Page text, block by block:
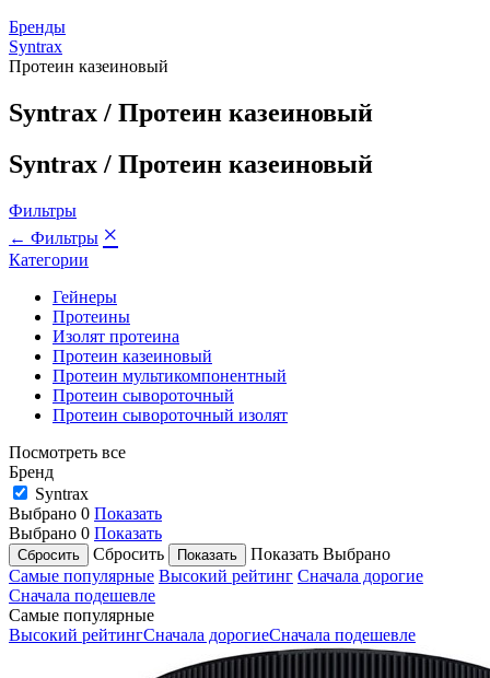
Бренды
Syntrax
Протеин казеиновый
Syntrax / Протеин казеиновый
Syntrax / Протеин казеиновый
Фильтры
← Фильтры ×
Категории
Гейнеры
Протеины
Изолят протеина
Протеин казеиновый
Протеин мультикомпонентный
Протеин сывороточный
Протеин сывороточный изолят
Посмотреть все
Бренд
Syntrax
Выбрано 0 Показать
Выбрано 0 Показать
Сбросить
Показать Выбрано
Самые популярные Высокий рейтинг Сначала дорогие
Сначала подешевле
Самые популярные
Высокий рейтингСначала дорогиеСначала подешевле